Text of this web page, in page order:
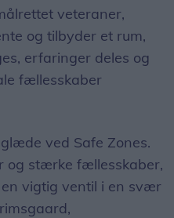
veteraner,
og tilbyder et rum,
erfaringer deles og
fællesskaber
ved Safe Zones.
og stærke fællesskaber,
vigtig ventil i en svær